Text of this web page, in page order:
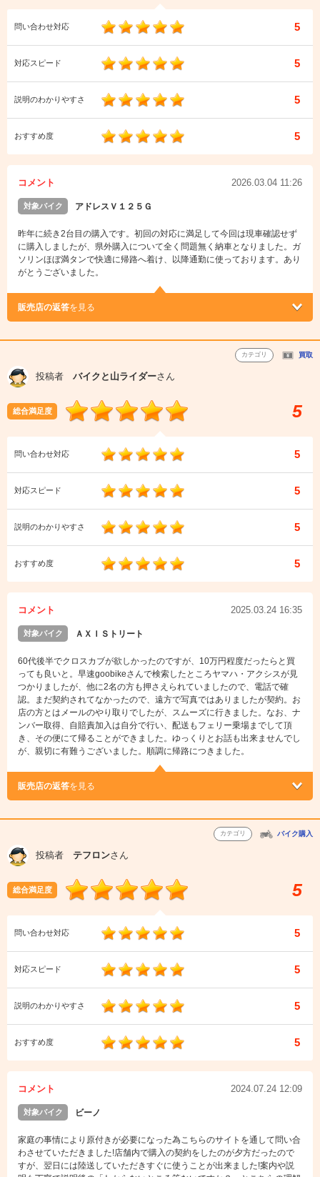
問い合わせ対応 5
対応スピード 5
説明のわかりやすさ 5
おすすめ度 5
コメント 2026.03.04 11:26
対象バイク アドレスＶ１２５Ｇ
昨年に続き2台目の購入です。初回の対応に満足して今回は現車確認せず
に購入しましたが、県外購入について全く問題無く納車となりました。ガ
ソリンほぼ満タンで快適に帰路へ着け、以降通勤に使っております。あり
がとうございました。
販売店の返答を見る
カテゴリ 買取
投稿者 バイクと山ライダーさん
総合満足度 5
問い合わせ対応 5
対応スピード 5
説明のわかりやすさ 5
おすすめ度 5
コメント 2025.03.24 16:35
対象バイク ＡＸＩＳトリート
60代後半でクロスカブが欲しかったのですが、10万円程度だったらと買
っても良いと。早速goobikeさんで検索したところヤマハ・アクシスが見
つかりましたが、他に2名の方も押さえられていましたので、電話で確
認。まだ契約されてなかったので、遠方で写真ではありましたが契約。お
店の方とはメールのやり取りでしたが、スムーズに行きました。なお、ナ
ンバー取得、自賠責加入は自分で行い、配送もフェリー乗場までして頂
き、その便にて帰ることができました。ゆっくりとお話も出来ませんでし
が、親切に有難うございました。順調に帰路につきました。
販売店の返答を見る
カテゴリ バイク購入
投稿者 テフロンさん
総合満足度 5
問い合わせ対応 5
対応スピード 5
説明のわかりやすさ 5
おすすめ度 5
コメント 2024.07.24 12:09
対象バイク ビーノ
家庭の事情により原付きが必要になった為こちらのサイトを通して問い合
わさせていただきました!店舗内で購入の契約をしたのが夕方だったので
すが、翌日には陸送していただきすぐに使うことが出来ました!案内や説